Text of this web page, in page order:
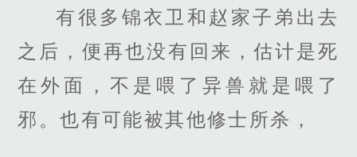
有很多锦衣卫和赵家子弟出去
之后，便再也没有回来，估计是死
在外面，不是喂了异兽就是喂了
邪。也有可能被其他修士所杀，